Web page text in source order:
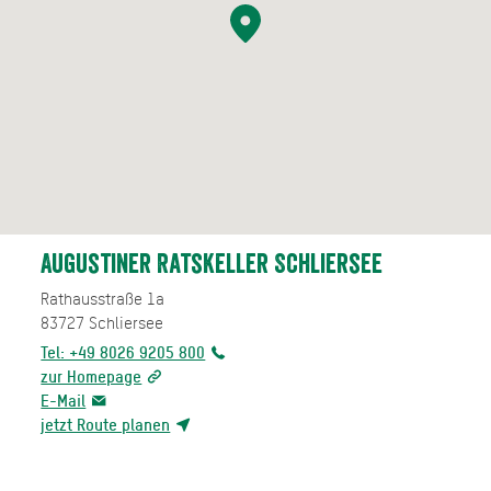
Augustiner Ratskeller Schliersee
Rathausstraße 1a
83727 Schliersee
Tel: +49 8026 9205 800
zur Homepage
E-Mail
jetzt Route planen